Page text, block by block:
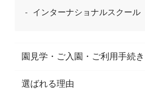
インターナショナルスクール
園見学・ご入園・ご利用手続き
園見学・ご入園・ご利用手続き
選ばれる理由